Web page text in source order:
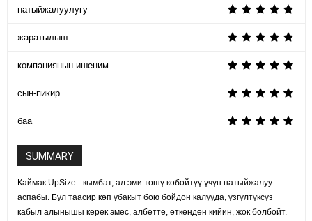
натыйжалуулугу
жаратылыш
компаниянын ишеним
сын-пикир
баа
SUMMARY
Каймак UpSize - кымбат, ал эми төшү көбөйтүү үчүн натыйжалуу
аспабы. Бул таасир көп убакыт бою бойдон калууда, үзгүлтүксүз
кабыл алынышы керек эмес, албетте, өткөндөн кийин, жок болбойт.